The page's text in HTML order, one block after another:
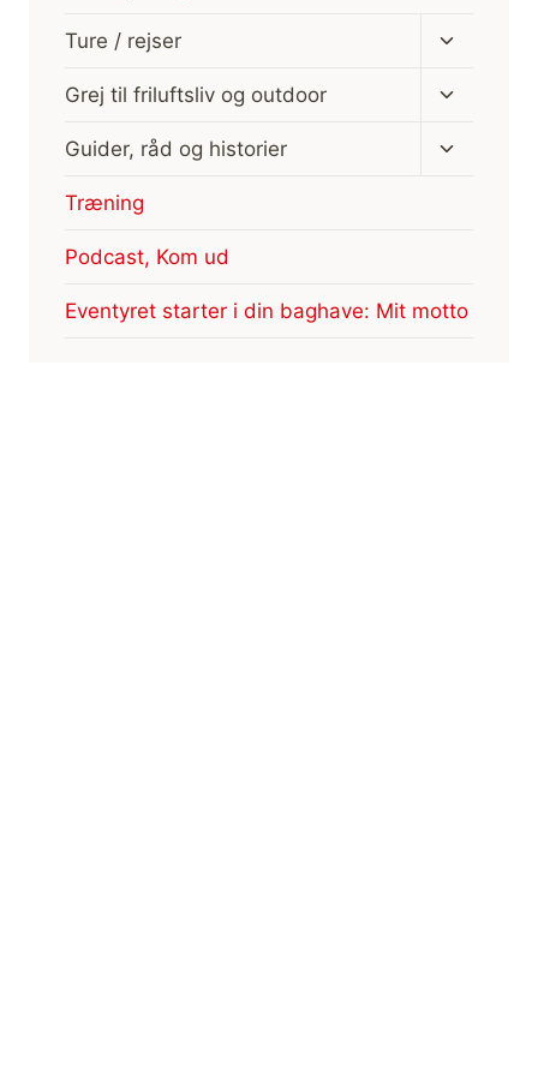
Ture / rejser
Skift
Grej til friluftsliv og outdoor
Skift
Guider, råd og historier
Skift
Træning
Podcast, Kom ud
Eventyret starter i din baghave: Mit motto